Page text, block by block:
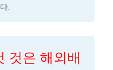
.
것은 해외배